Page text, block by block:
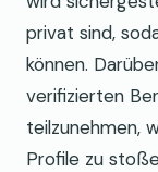
privat sind,
können.
verifizierten
teilzunehmen,
Profile zu